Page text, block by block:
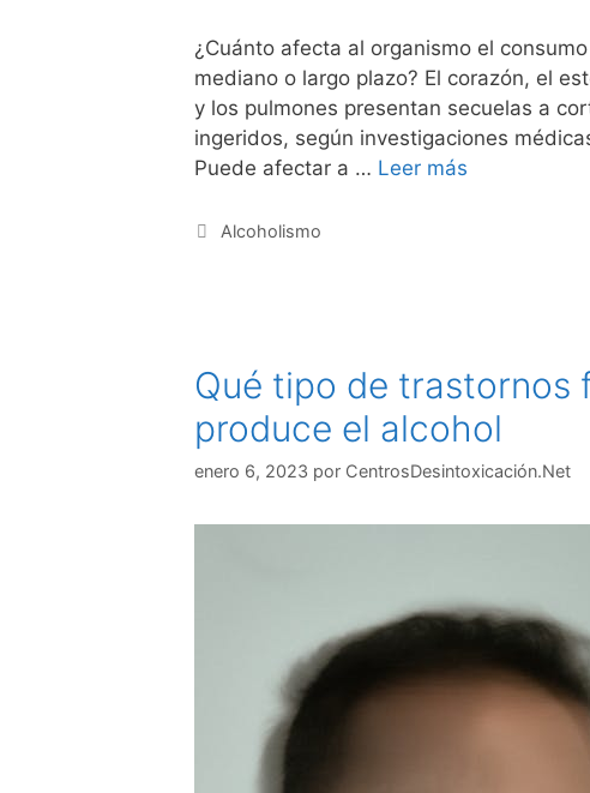
¿Cuánto afecta al organismo el
mediano o largo plazo? El corazón, el
y los pulmones presentan secuelas a
ingeridos, según investigaciones
Puede afectar a … Leer más
Categorías
Alcoholismo
Qué tipo de trastornos
produce el alcohol
enero 6, 2023 por CentrosDesintoxicación.Net